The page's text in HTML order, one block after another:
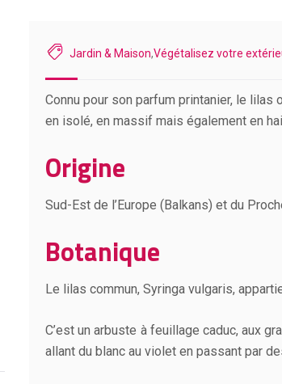
Jardin & Maison,Végétalisez votre
Connu pour son parfum printanier, le
en isolé, en massif mais également en
Origine
Sud-Est de l’Europe (Balkans) et du
Botanique
Le lilas commun, Syringa vulgaris,
C’est un arbuste à feuillage caduc, aux
allant du blanc au violet en passant par